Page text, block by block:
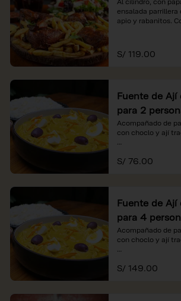
ensalada parrillera
apio y rabanitos.
*Nuestros
soles e incluyen
S/ 119.00
Fuente de Ají
para 2
Acompañado de
con choclo y ají
*Nuestros precios
soles e incluyen
S/ 76.00
Fuente de Ají
para 4
Acompañado de
con choclo y ají
*Nuestros precios
soles e incluyen
S/ 149.00